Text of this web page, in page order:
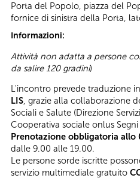
Porta del Popolo, piazza del
fornice di sinistra della Porta,
Informazioni:
Attività non adatta a persone
da salire 120 gradini)
L'incontro prevede traduzione in
LIS, grazie alla collaborazione
Sociali e Salute (Direzione
Cooperativa sociale onlus
Prenotazione obbligatoria allo
dalle 9.00 alle 19.00.
Le persone sorde iscritte
servizio multimediale gratuito